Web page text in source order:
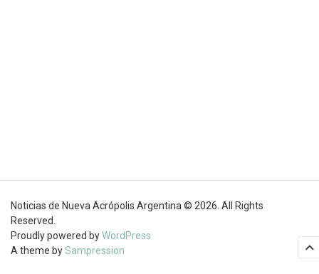
Noticias de Nueva Acrópolis Argentina © 2026. All Rights
Reserved.
Proudly powered byWordPress
A theme bySampression